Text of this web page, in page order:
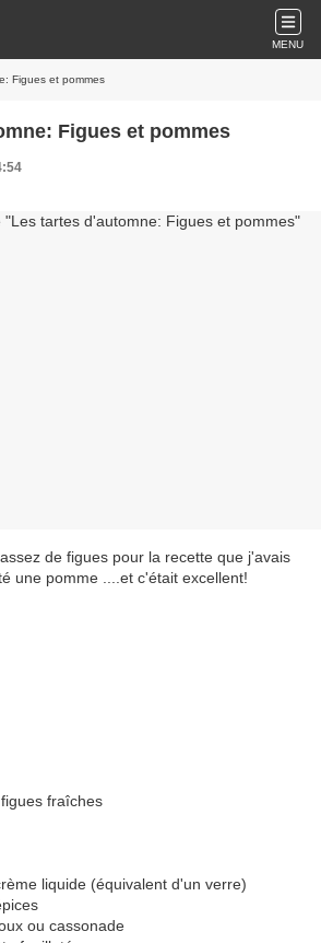
MENU
Figues et pommes
Figues et pommes
de figues pour la recette que j'avais
une pomme ....et c'était excellent!
fraîches
liquide (équivalent d'un verre)
ou cassonade